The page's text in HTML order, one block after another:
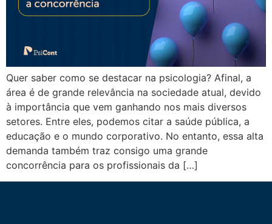
Quer saber como se destacar na psicologia? Afinal, a
área é de grande relevância na sociedade atual, devido
à importância que vem ganhando nos mais diversos
setores. Entre eles, podemos citar a saúde pública, a
educação e o mundo corporativo. No entanto, essa alta
demanda também traz consigo uma grande
concorrência para os profissionais da […]